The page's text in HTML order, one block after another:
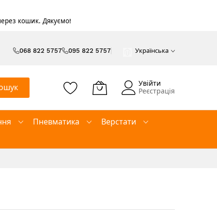
кошик. Дякуємо!
068 822 5757 095 822 5757 Українська
Увійти
Реєстрація
Пневматика Верстати